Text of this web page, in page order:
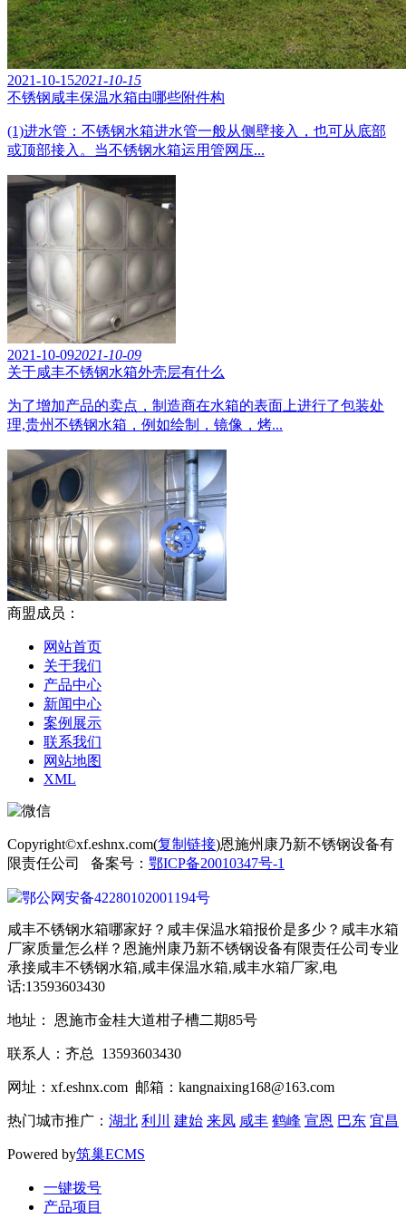
2021-10-152021-10-15
不锈钢咸丰保温水箱由哪些附件构
(1)进水管：不锈钢水箱进水管一般从侧壁接入，也可从底部
或顶部接入。当不锈钢水箱运用管网压...
2021-10-092021-10-09
关于咸丰不锈钢水箱外壳层有什么
为了增加产品的卖点，制造商在水箱的表面上进行了包装处
理,贵州不锈钢水箱，例如绘制，镜像，烤...
商盟成员：
网站首页
关于我们
产品中心
新闻中心
案例展示
联系我们
网站地图
XML
Copyright©xf.eshnx.com(复制链接)恩施州康乃新不锈钢设备有
限责任公司 备案号： 鄂ICP备20010347号-1
鄂公网安备42280102001194号
咸丰不锈钢水箱哪家好？咸丰保温水箱报价是多少？咸丰水箱
厂家质量怎么样？恩施州康乃新不锈钢设备有限责任公司专业
承接咸丰不锈钢水箱,咸丰保温水箱,咸丰水箱厂家,电
话:13593603430
地址： 恩施市金桂大道柑子槽二期85号
联系人：齐总 13593603430
网址：xf.eshnx.com 邮箱：kangnaixing168@163.com
热门城市推广： 湖北 利川 建始 来凤 咸丰 鹤峰 宣恩 巴东 宜昌
Powered by筑巢ECMS
一键拨号
产品项目